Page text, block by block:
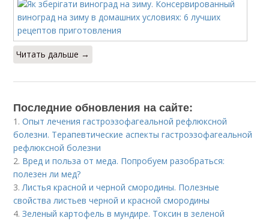
Читать дальше →
Последние обновления на сайте:
1.Опыт лечения гастроэзофагеальной рефлюксной
болезни. Терапевтические аспекты гастроэзофагеальной
рефлюксной болезни
2. Вред и польза от меда. Попробуем разобраться:
полезен ли мед?
3. Листья красной и черной смородины. Полезные
свойства листьев черной и красной смородины
4.Зеленый картофель в мундире. Токсин в зеленой